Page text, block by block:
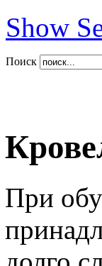
Show
Поиск
При